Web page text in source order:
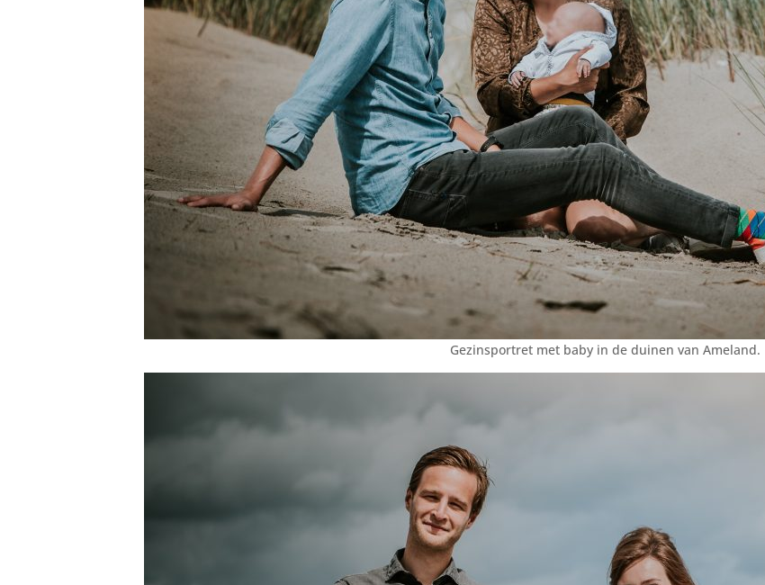
Gezinsportret met baby in de duinen van Ameland.